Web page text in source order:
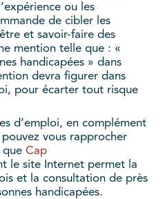
ou les
de cibler les
et savoir-faire des
mention telle que : «
handicapées » dans
devra figurer dans
pour écarter tout risque
d’emploi, en complément
vous rapprocher
que Cap
le site Internet permet la
et la consultation de près
handicapées.